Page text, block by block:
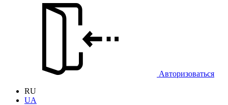
Авторизоваться
RU
UA